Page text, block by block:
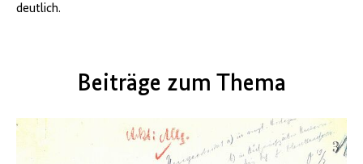
deutlich.
Beiträge zum Thema